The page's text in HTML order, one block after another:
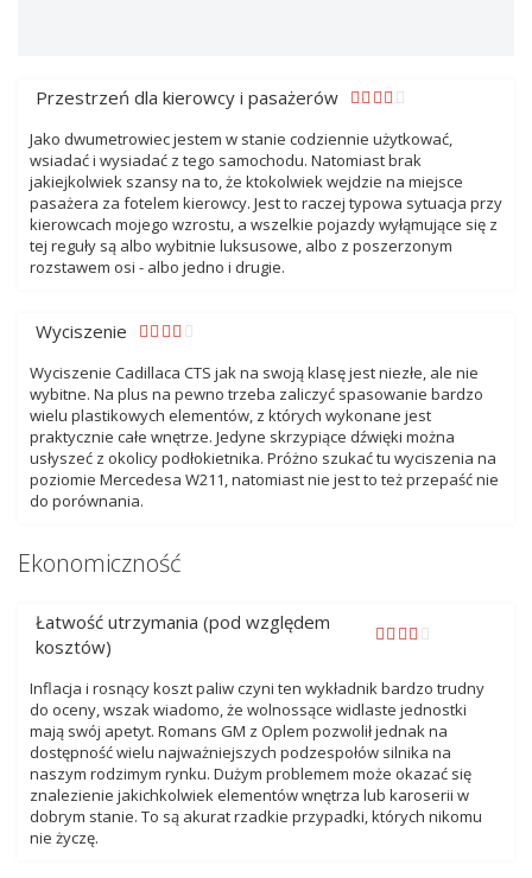
Przestrzeń dla kierowcy i pasażerów
Jako dwumetrowiec jestem w stanie codziennie użytkować,
wsiadać i wysiadać z tego samochodu. Natomiast brak
jakiejkolwiek szansy na to, że ktokolwiek wejdzie na miejsce
pasażera za fotelem kierowcy. Jest to raczej typowa sytuacja przy
kierowcach mojego wzrostu, a wszelkie pojazdy wyłąmujące się z
tej reguły są albo wybitnie luksusowe, albo z poszerzonym
rozstawem osi - albo jedno i drugie.
Wyciszenie
Wyciszenie Cadillaca CTS jak na swoją klasę jest niezłe, ale nie
wybitne. Na plus na pewno trzeba zaliczyć spasowanie bardzo
wielu plastikowych elementów, z których wykonane jest
praktycznie całe wnętrze. Jedyne skrzypiące dźwięki można
usłyszeć z okolicy podłokietnika. Próżno szukać tu wyciszenia na
poziomie Mercedesa W211, natomiast nie jest to też przepaść nie
do porównania.
Ekonomiczność
Łatwość utrzymania (pod względem
kosztów)
Inflacja i rosnący koszt paliw czyni ten wykładnik bardzo trudny
do oceny, wszak wiadomo, że wolnossące widlaste jednostki
mają swój apetyt. Romans GM z Oplem pozwolił jednak na
dostępność wielu najważniejszych podzespołów silnika na
naszym rodzimym rynku. Dużym problemem może okazać się
znalezienie jakichkolwiek elementów wnętrza lub karoserii w
dobrym stanie. To są akurat rzadkie przypadki, których nikomu
nie życzę.